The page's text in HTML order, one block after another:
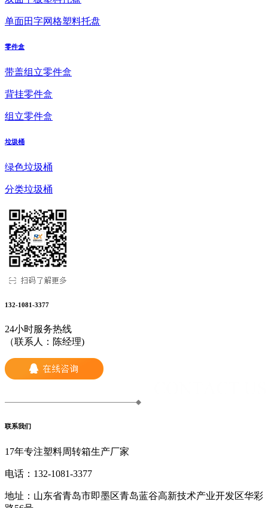
单面田字网格塑料托盘
零件盒
带盖组立零件盒
背挂零件盒
组立零件盒
垃圾桶
绿色垃圾桶
分类垃圾桶
132-1081-3377
24小时服务热线
（联系人：陈经理)
联系我们
17年专注塑料周转箱生产厂家
电话： 132-1081-3377
地址： 山东省青岛市即墨区青岛蓝谷高新技术产业开发区华彩